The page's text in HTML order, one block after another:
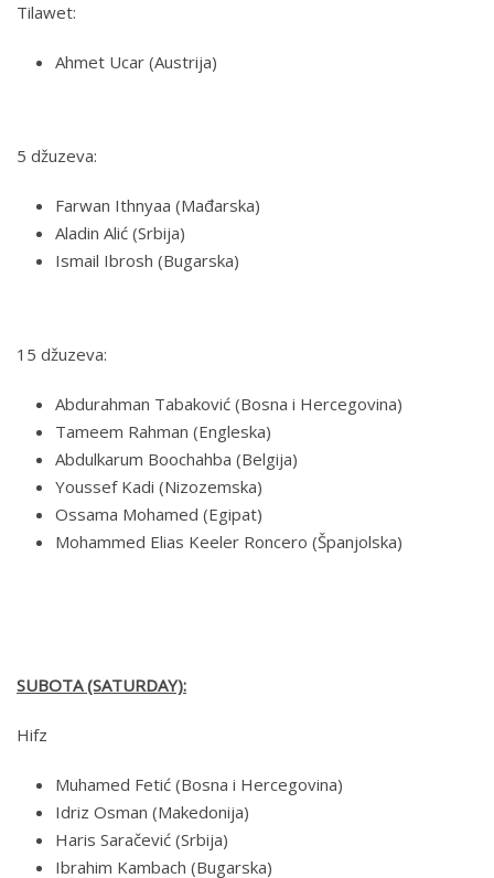
Tilawet:
Ahmet Ucar (Austrija)
5 džuzeva:
Farwan Ithnyaa (Mađarska)
Aladin Alić (Srbija)
Ismail Ibrosh (Bugarska)
15 džuzeva:
Abdurahman Tabaković (Bosna i Hercegovina)
Tameem Rahman (Engleska)
Abdulkarum Boochahba (Belgija)
Youssef Kadi (Nizozemska)
Ossama Mohamed (Egipat)
Mohammed Elias Keeler Roncero (Španjolska)
SUBOTA (SATURDAY):
Hifz
Muhamed Fetić (Bosna i Hercegovina)
Idriz Osman (Makedonija)
Haris Saračević (Srbija)
Ibrahim Kambach (Bugarska)